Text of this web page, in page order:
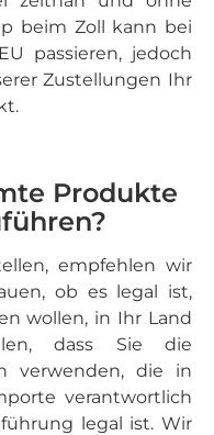
beim Zoll kann bei
passieren, jedoch
Zustellungen Ihr
Produkte
empfehlen wir
ob es legal ist,
wollen, in Ihr Land
dass Sie die
verwenden, die in
verantwortlich
legal ist. Wir